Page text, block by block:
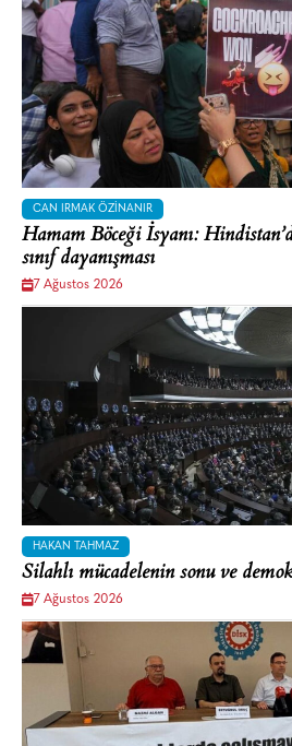
CAN IRMAK ÖZINANIR
Hamam Böceği İsyanı:
sınıf dayanışması
7 Ağustos 2026
HAKAN TAHMAZ
Silahlı mücadelenin sonu ve
7 Ağustos 2026